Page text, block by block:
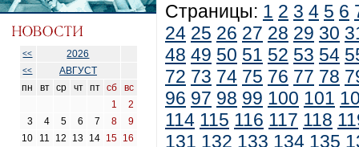
<< 2026
<<
АВГУСТ
пн
вт ср чт пт сб
вс
1
2
3
4 5 6 7 8
9
10
11 12 13 14 15 16
Страницы: 1 2 3 4 5 6
24 25 26 27 28 29 30
48 49 50 51 52 53 54
72 73 74 75 76 77 78
96 97 98 99 100 101
114 115 116 117 118
131 132 133 134 135